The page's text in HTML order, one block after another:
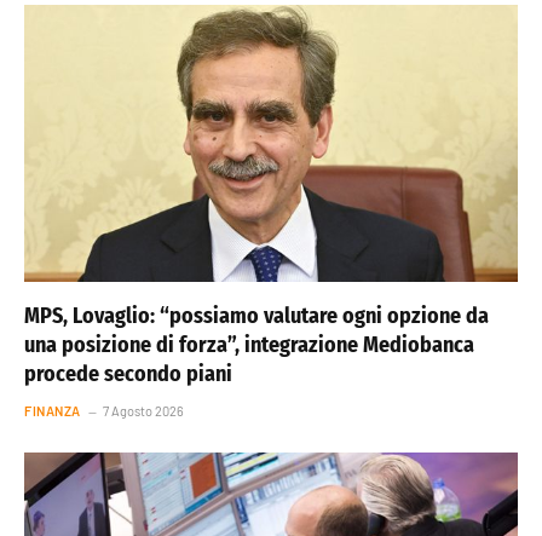
MPS, Lovaglio: “possiamo valutare ogni opzione da
una posizione di forza”, integrazione Mediobanca
procede secondo piani
FINANZA 7 Agosto 2026